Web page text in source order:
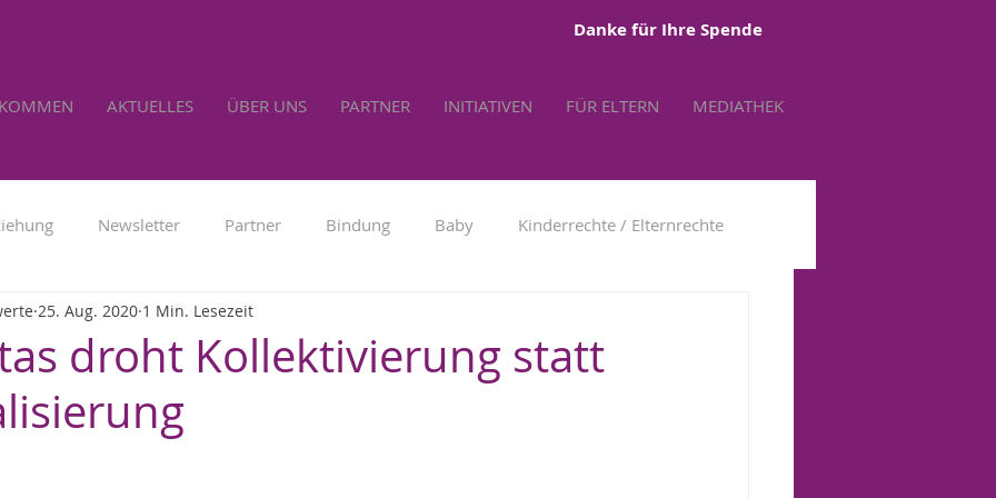
Danke für Ihre Spende
AKTUELLES ÜBER UNS PARTNER INITIATIVEN FÜR ELTERN MEDIATHEK
Newsletter Partner Bindung Baby Kinderrechte / Elternrechte
Familienpolitik Werbung
droht Kollektivierung statt
25. Aug. 2020 1 Min. Lesezeit